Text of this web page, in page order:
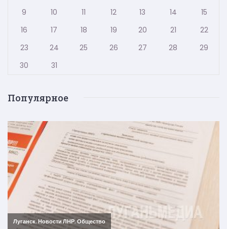
9
10 11 12 13 14
15
16
17 18 19 20 21
22
23
24 25 26 27 28
29
30
31
Популярное